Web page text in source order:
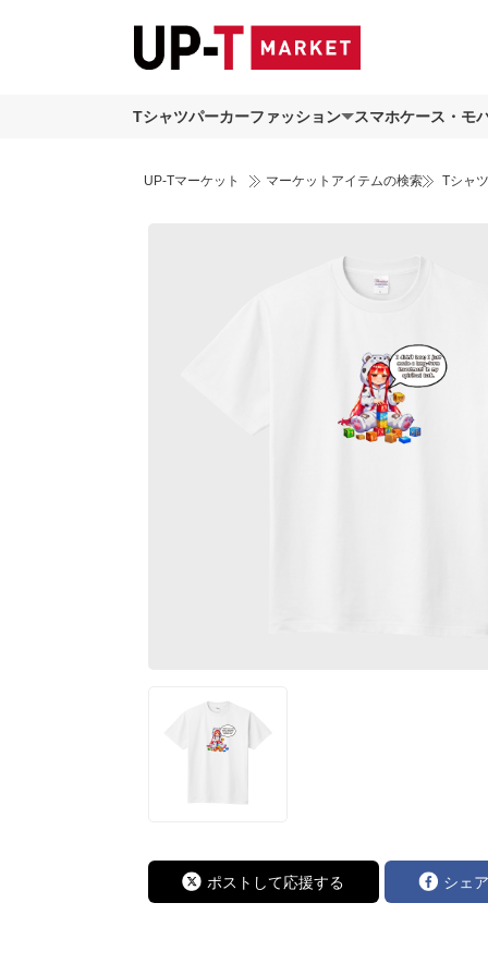
Tシャツパーカーファッション スマホケース・モ
UP-Tマーケット マーケットアイテムの検索 Tシャ
ポストして応援する シェ